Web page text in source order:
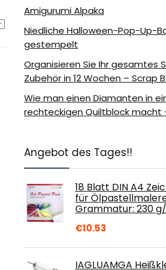
Amigurumi Alpaka
Niedliche Halloween-Pop-Up-
gestempelt
Organisieren Sie Ihr gesamtes
Zubehör in 12 Wochen – Scrap
Wie man einen Diamanten in
rechteckigen Quiltblock macht
Angebot des Tages!!
18 Blatt DIN A4
für
Grammatur: 230
€10.53
IAGLUAMGA